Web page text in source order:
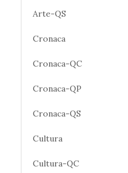
Arte-QS
Cronaca
Cronaca-QC
Cronaca-QP
Cronaca-QS
Cultura
Cultura-QC